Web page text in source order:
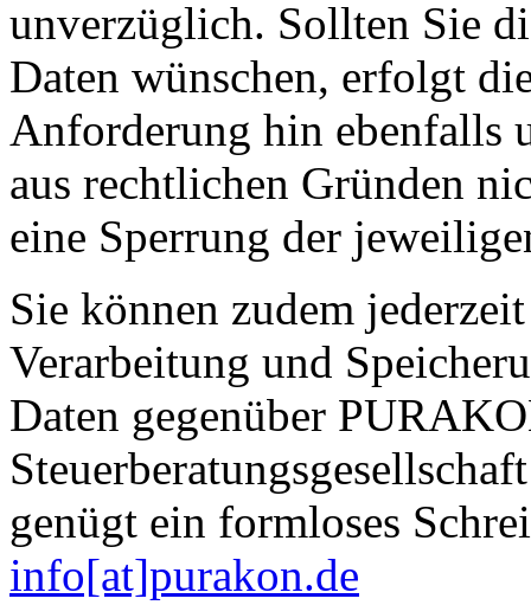
unverzüglich. Sollten Sie
Daten wünschen, erfolgt
Anforderung hin ebenfalls
aus rechtlichen Gründen
eine Sperrung der
Sie können zudem
Verarbeitung und
Daten gegenüber
genügt ein formloses
info[at]purakon.de